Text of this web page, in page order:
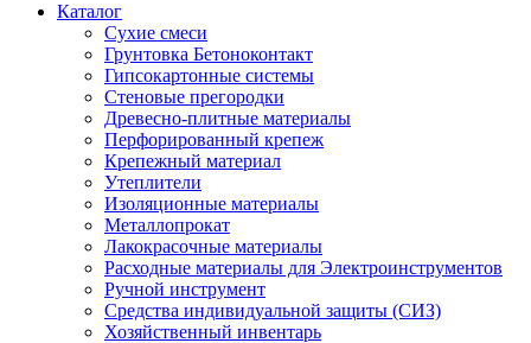
Каталог
Сухие смеси
Грунтовка Бетоноконтакт
Гипсокартонные системы
Стеновые прегородки
Древесно-плитные материалы
Перфорированный крепеж
Крепежный материал
Утеплители
Изоляционные материалы
Металлопрокат
Лакокрасочные материалы
Расходные материалы для Электроинструментов
Ручной инструмент
Средства индивидуальной защиты (СИЗ)
Хозяйственный инвентарь